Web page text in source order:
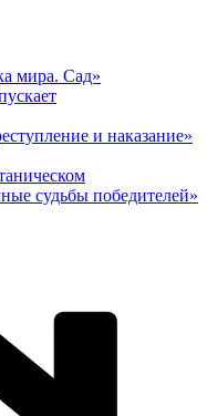
мира. Сад»
и наказание»
судьбы победителей»